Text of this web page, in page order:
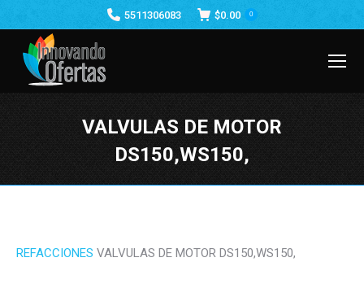
5511306083 $0.00 0
VALVULAS DE MOTOR
DS150,WS150,
REFACCIONES VALVULAS DE MOTOR DS150,WS150,